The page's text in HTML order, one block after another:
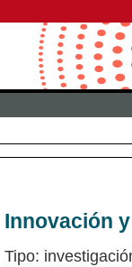
Innovación
Tipo: